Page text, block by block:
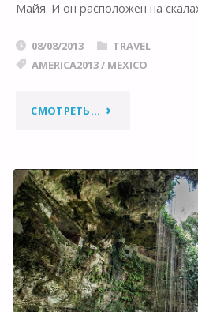
Майя. И он расположен на
08/08/2013
TRAVEL
AMERICA2013/ MEXICO
СМОТРЕТЬ... "КОЛЫБЕЛЬ
ЛАЗУРНЫЙ
ПРИБОЙ
И
ДРЕВНИЕ
ХРАМЫ."